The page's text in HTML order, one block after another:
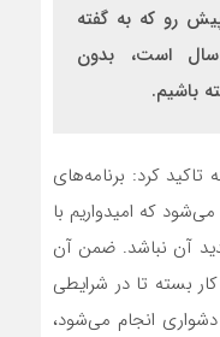
پیش رو که به گفته
سال است، بدون
باشیم.
کرد: برنامه‌های
که امیدواریم با
آن نباشد. ضمن آن
بسته تا در شرایطی
انجام می‌شود،